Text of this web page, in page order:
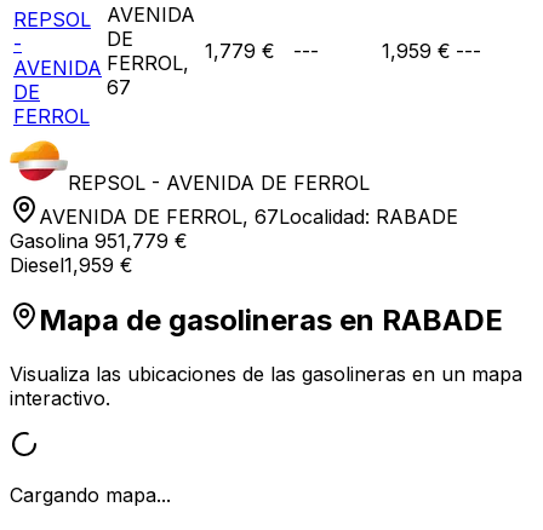
REPSOL
-
AVENIDA
DE
FERROL
AVENIDA
DE
FERROL,
67
1,779 € --- 1,959 € ---
REPSOL - AVENIDA DE FERROL
AVENIDA DE FERROL, 67Localidad: RABADE
Gasolina 951,779 €
Diesel1,959 €
Mapa de gasolineras en RABADE
Visualiza las ubicaciones de las gasolineras en un mapa
interactivo.
Cargando mapa...